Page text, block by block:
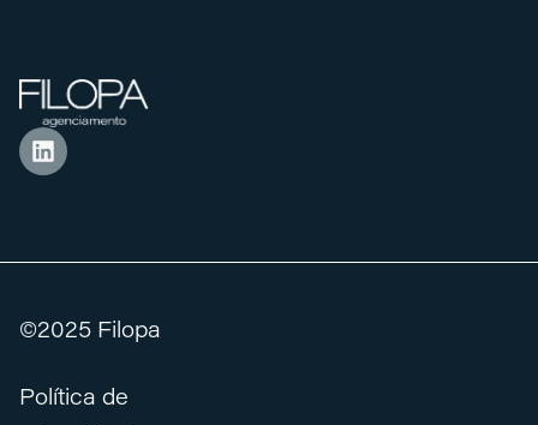
©2025 Filopa
Política de